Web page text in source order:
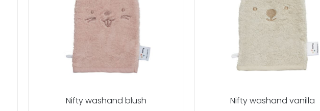
Nifty washand blush Nifty washand vanilla